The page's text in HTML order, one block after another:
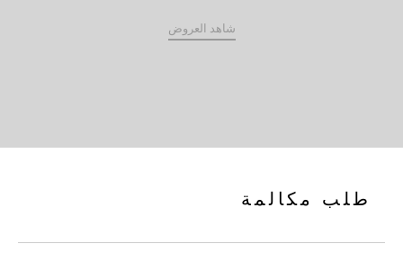
شاهد العروض
طلب مكالمة